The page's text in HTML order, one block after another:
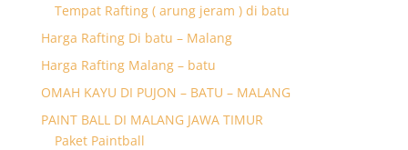
Tempat Rafting ( arung jeram ) di batu
Harga Rafting Di batu – Malang
Harga Rafting Malang – batu
OMAH KAYU DI PUJON – BATU – MALANG
PAINT BALL DI MALANG JAWA TIMUR
Paket Paintball